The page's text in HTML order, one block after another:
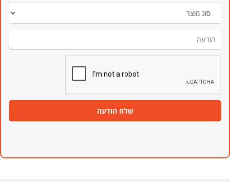
סוג
מוצר
הודעה
שלח הודעה